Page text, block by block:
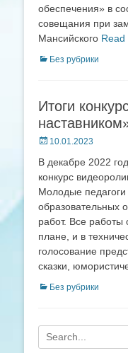
обеспечения» в
совещания при
Мансийского Read
Categories
Без рубрики
Итоги
Posted
10.01.2023
В декабре 2022
конкурс
Молодые
образовательных
работ. Все
плане, и в
голосование
сказки,
Categories
Без рубрики
Search
for: